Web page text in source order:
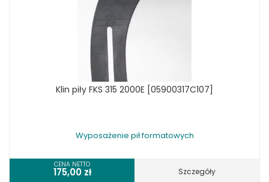
Klin piły FKS 315 2000E [05900317C107]
Wyposażenie pił formatowych
CENA NETTO
175,00 zł Szczegóły